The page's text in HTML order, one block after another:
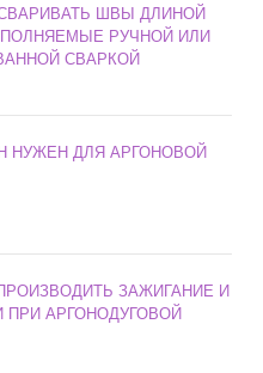
ШВЫ ДЛИНОЙ
РУЧНОЙ ИЛИ
СВАРКОЙ
НУЖЕН ДЛЯ АРГОНОВОЙ
ЗАЖИГАНИЕ И
ПРИ АРГОНОДУГОВОЙ